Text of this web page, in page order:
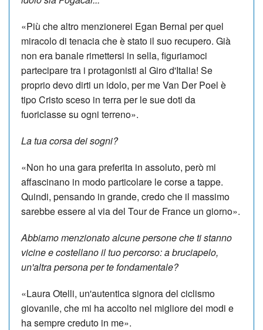
«Più che altro menzionerei Egan Bernal per quel
miracolo di tenacia che è stato il suo recupero. Già
non era banale rimettersi in sella, figuriamoci
partecipare tra i protagonisti al Giro d'Italia! Se
proprio devo dirti un idolo, per me Van Der Poel è
tipo Cristo sceso in terra per le sue doti da
fuoriclasse su ogni terreno».
La tua corsa dei sogni?
«Non ho una gara preferita in assoluto, però mi
affascinano in modo particolare le corse a tappe.
Quindi, pensando in grande, credo che il massimo
sarebbe essere al via del Tour de France un giorno».
Abbiamo menzionato alcune persone che ti stanno
vicine e costellano il tuo percorso: a bruciapelo,
un'altra persona per te fondamentale?
«Laura Otelli, un'autentica signora del ciclismo
giovanile, che mi ha accolto nel migliore dei modi e
ha sempre creduto in me».